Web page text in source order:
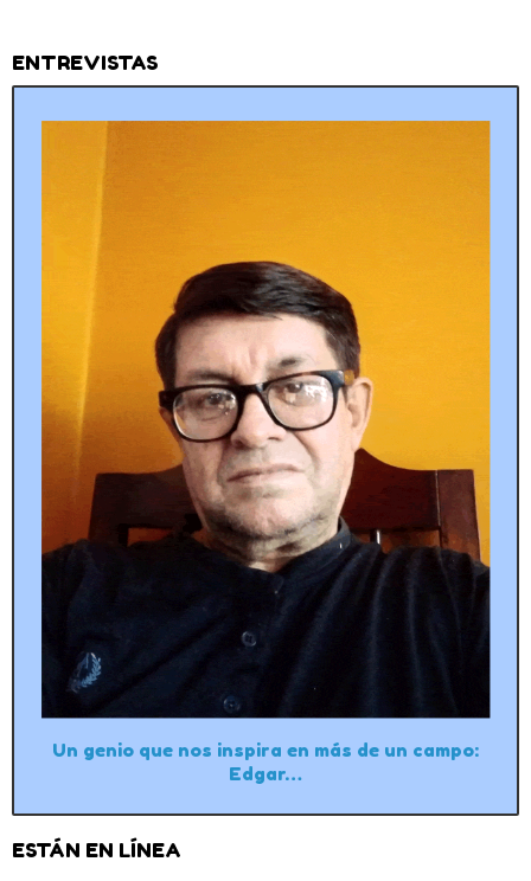
ENTREVISTAS
Un genio que nos inspira en más de un campo:
Edgar…
ESTÁN EN LÍNEA